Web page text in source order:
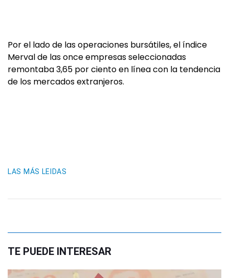
Por el lado de las operaciones bursátiles, el índice
Merval de las once empresas seleccionadas
remontaba 3,65 por ciento en línea con la tendencia
de los mercados extranjeros.
LAS MÁS LEIDAS
TE PUEDE INTERESAR